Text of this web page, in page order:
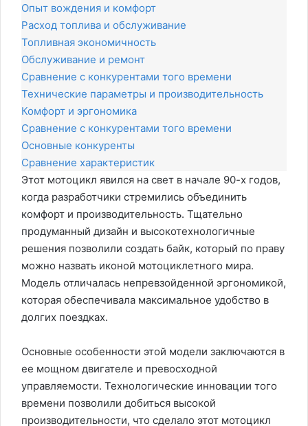
Опыт вождения и комфорт
Расход топлива и обслуживание
Топливная экономичность
Обслуживание и ремонт
Сравнение с конкурентами того времени
Технические параметры и производительность
Комфорт и эргономика
Сравнение с конкурентами того времени
Основные конкуренты
Сравнение характеристик
Этот мотоцикл явился на свет в начале 90-х годов,
когда разработчики стремились объединить
комфорт и производительность. Тщательно
продуманный дизайн и высокотехнологичные
решения позволили создать байк, который по праву
можно назвать иконой мотоциклетного мира.
Модель отличалась непревзойденной эргономикой,
которая обеспечивала максимальное удобство в
долгих поездках.
Основные особенности этой модели заключаются в
ее мощном двигателе и превосходной
управляемости. Технологические инновации того
времени позволили добиться высокой
производительности, что сделало этот мотоцикл